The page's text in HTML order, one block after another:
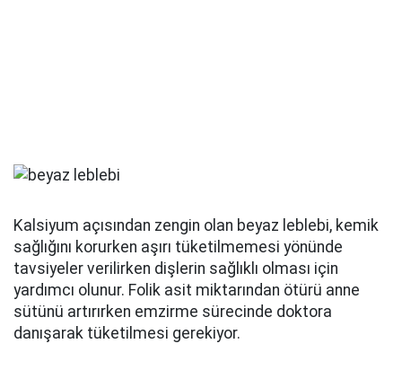
Kalsiyum açısından zengin olan beyaz leblebi, kemik
sağlığını korurken aşırı tüketilmemesi yönünde
tavsiyeler verilirken dişlerin sağlıklı olması için
yardımcı olunur. Folik asit miktarından ötürü anne
sütünü artırırken emzirme sürecinde doktora
danışarak tüketilmesi gerekiyor.